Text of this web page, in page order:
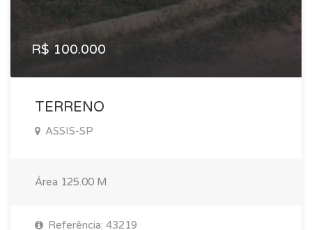
R$ 100.000
TERRENO
ASSIS-SP
Área 125.00 M
Referência: 43219